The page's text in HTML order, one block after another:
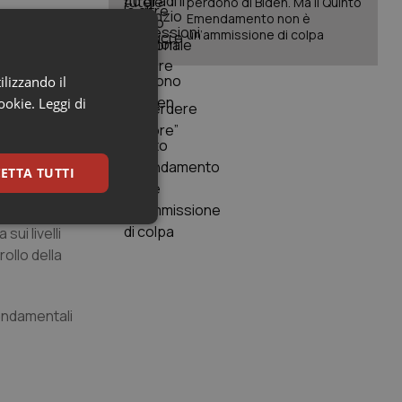
Il che
più
sui livelli
della
Emendamento non è
un’ammissione di colpa
il
Leggi di
TUTTI